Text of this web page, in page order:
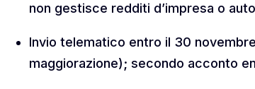
non gestisce redditi d’impresa o
Invio telematico entro il 30
maggiorazione); secondo acconto